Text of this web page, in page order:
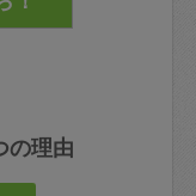
の理由